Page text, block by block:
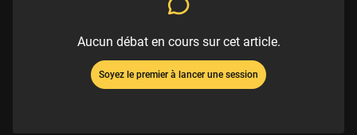
Aucun débat en cours sur cet article.
Soyez le premier à lancer une session